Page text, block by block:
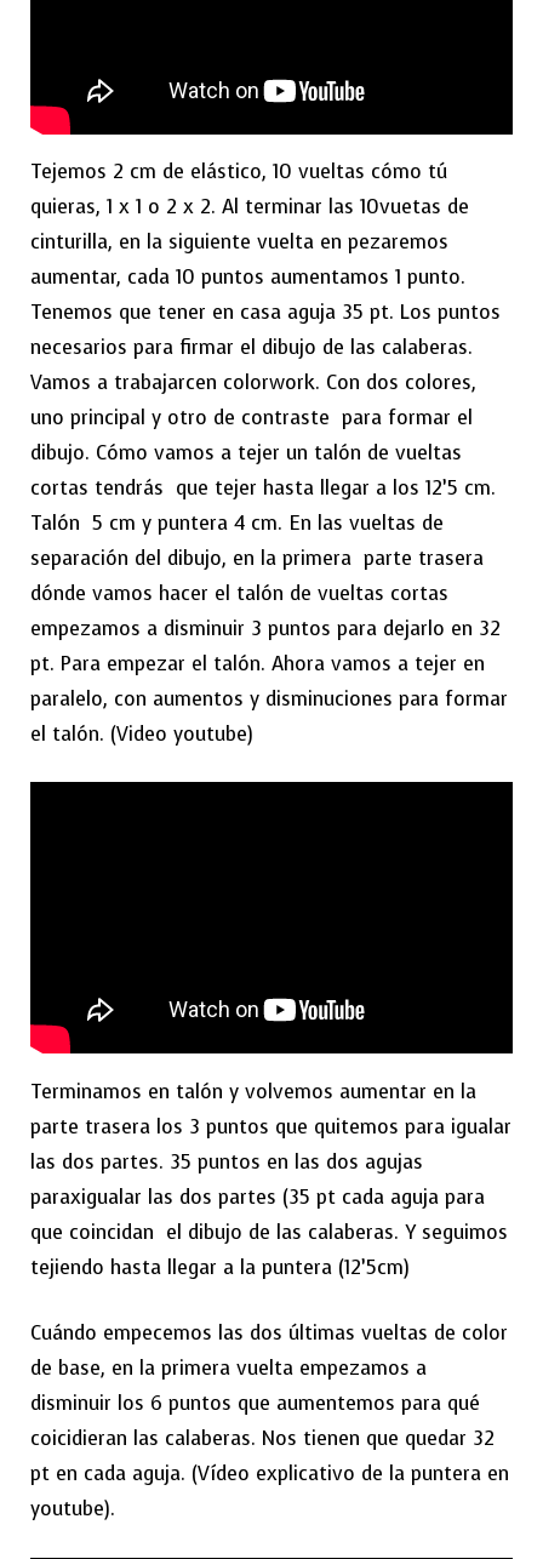
Tejemos 2 cm de elástico, 10 vueltas cómo tú
quieras, 1 x 1 o 2 x 2. Al terminar las 10vuetas de
cinturilla, en la siguiente vuelta en pezaremos
aumentar, cada 10 puntos aumentamos 1 punto.
Tenemos que tener en casa aguja 35 pt. Los puntos
necesarios para firmar el dibujo de las calaberas.
Vamos a trabajarcen colorwork. Con dos colores,
uno principal y otro de contraste para formar el
dibujo. Cómo vamos a tejer un talón de vueltas
cortas tendrás que tejer hasta llegar a los 12’5 cm.
Talón 5 cm y puntera 4 cm. En las vueltas de
separación del dibujo, en la primera parte trasera
dónde vamos hacer el talón de vueltas cortas
empezamos a disminuir 3 puntos para dejarlo en 32
pt. Para empezar el talón. Ahora vamos a tejer en
paralelo, con aumentos y disminuciones para formar
el talón. (Video youtube)
Terminamos en talón y volvemos aumentar en la
parte trasera los 3 puntos que quitemos para igualar
las dos partes. 35 puntos en las dos agujas
paraxigualar las dos partes (35 pt cada aguja para
que coincidan el dibujo de las calaberas. Y seguimos
tejiendo hasta llegar a la puntera (12’5cm)
Cuándo empecemos las dos últimas vueltas de color
de base, en la primera vuelta empezamos a
disminuir los 6 puntos que aumentemos para qué
coicidieran las calaberas. Nos tienen que quedar 32
pt en cada aguja. (Vídeo explicativo de la puntera en
youtube).